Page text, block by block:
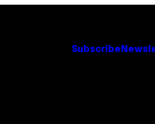
Subscribe